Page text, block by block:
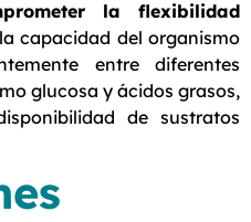
la flexibilidad
capacidad del organismo
entre diferentes
glucosa y ácidos grasos,
de sustratos